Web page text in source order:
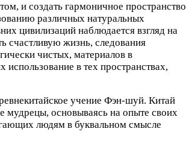
и создать гармоничное пространство
различных натуральных
цивилизаций наблюдается взгляд на
счастливую жизнь, следования
чистых, материалов в
в тех пространствах,
учение Фэн-шуй. Китай
мудрецы, основываясь на опыте своих
людям в буквальном смысле